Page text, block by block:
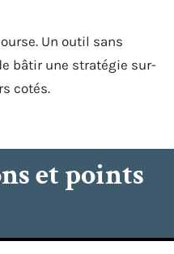
Un outil sans
bâtir une stratégie sur-
cotés.
et points